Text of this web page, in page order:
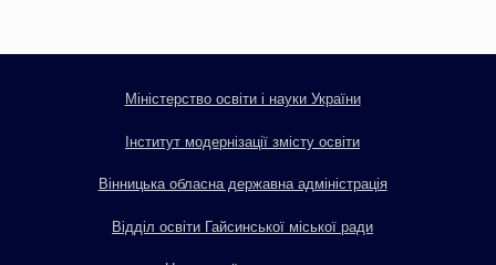
Міністерство освіти і науки України
Інститут модернізації змісту освіти
Вінницька обласна державна адміністрація
Відділ освіти Гайсинської міської ради